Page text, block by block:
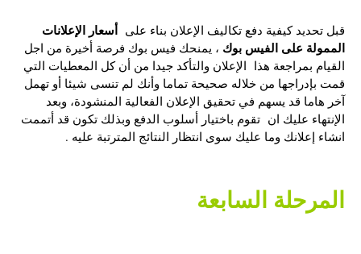
قبل تحديد كيفية دفع تكاليف الإعلان بناء علىأسعار الإعلانات
الممولة على الفيس بوك، يمنحك فيس بوك فرصة أخيرة من اجل
القيام بمراجعة هذا الإعلان والتأكد جيدا من أن كل المعطيات التي
قمت بإدراجها من خلاله صحيحة تماما وأنك لم تنسى شيئا أو تهمل
آخر هاما قد يسهم في تحقيق الإعلان الفعالية المنشودة، وبعد
الإنتهاء عليك ان تقوم باختيار أسلوب الدفع وبذلك تكون قد أتممت
انشاء إعلانك وما عليك سوى انتظار النتائج المترتبة عليه .
المرحلة السابعة